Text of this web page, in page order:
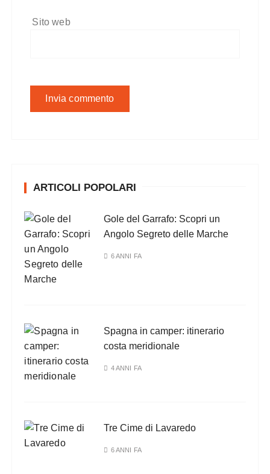
Sito web
ARTICOLI POPOLARI
Gole del Garrafo: Scopri un
Angolo Segreto delle Marche
6 ANNI FA
Spagna in camper: itinerario
costa meridionale
4 ANNI FA
Tre Cime di Lavaredo
6 ANNI FA